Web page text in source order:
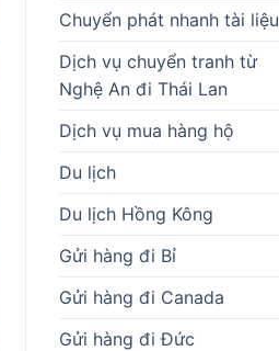
Chuyển phát nhanh tài liệu
Dịch vụ chuyển tranh từ
Nghệ An đi Thái Lan
Dịch vụ mua hàng hộ
Du lịch
Du lịch Hồng Kông
Gửi hàng đi Bỉ
Gửi hàng đi Canada
Gửi hàng đi Đức